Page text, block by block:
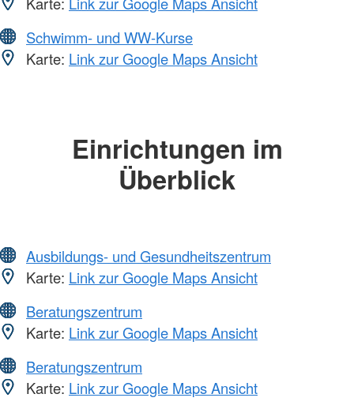
Schwimm- und WW-Kurse
Karte: Link zur Google Maps Ansicht
Einrichtungen im
Überblick
Ausbildungs- und Gesundheitszentrum
Karte: Link zur Google Maps Ansicht
Beratungszentrum
Karte: Link zur Google Maps Ansicht
Beratungszentrum
Karte: Link zur Google Maps Ansicht